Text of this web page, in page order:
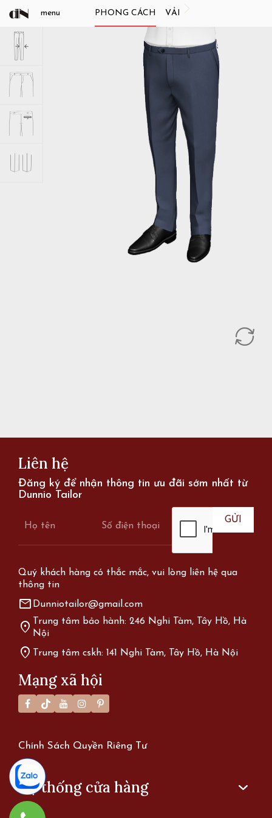
menu PHONG CÁCH VẢI
b
s
o
m
v
Liên hệ
Đăng ký để nhận thông tin ưu đãi sớm nhất từ
Dunnio Tailor
Quý khách hàng có thắc mắc, vui lòng liên hệ qua
thông tin
mail Dunniotailor@gmail.com
location_on
Trung tâm bảo hành: 246 Nghi Tàm, Tây Hồ, Hà
Nội
location_on Trung tâm cskh: 141 Nghi Tàm, Tây Hồ, Hà Nội
Mạng xã hội
Chính Sách Quyền Riêng Tư
Hệ thống cửa hàng